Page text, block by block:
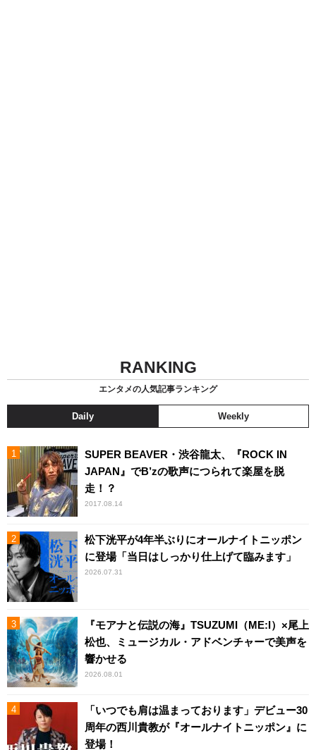
RANKING
エンタメの人気記事ランキング
Daily Weekly
SUPER BEAVER・渋谷龍太、『ROCK IN
JAPAN』でB’zの歌声につられて楽屋を脱
走！？
2017.08.14
松下洸平が4年半ぶりにオールナイトニッポン
に登場「当日はしっかり仕上げて臨みます」
2026.07.31
『モアナと伝説の海』TSUZUMI（ME:I）×尾上
松也、ミュージカル・アドベンチャーで美声を
響かせる
2026.08.01
「いつでも肩は温まっております」デビュー30
周年の西川貴教が『オールナイトニッポン』に
登場！